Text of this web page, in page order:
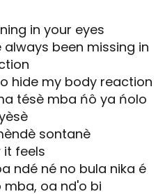
in your eyes
always been missing in
hide my body reaction
tésè mba ńô ya ńolo
sontanè
it feels
ndé né no bula nika é
mba, oa nd'o bi